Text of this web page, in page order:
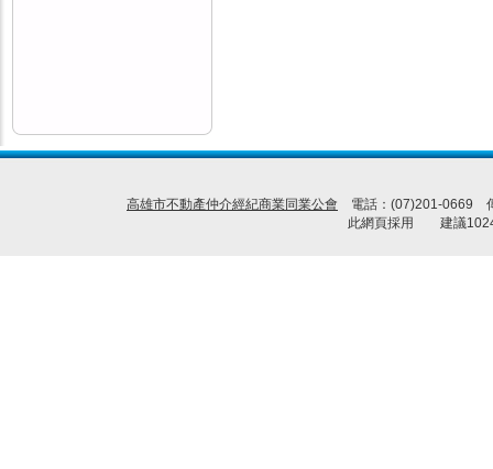
高雄市不動產仲介經紀商業同業公會 電話：(07)201-0669
此網頁採用 建議